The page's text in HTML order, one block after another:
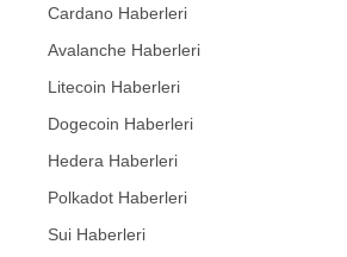
Cardano Haberleri
Avalanche Haberleri
Litecoin Haberleri
Dogecoin Haberleri
Hedera Haberleri
Polkadot Haberleri
Sui Haberleri